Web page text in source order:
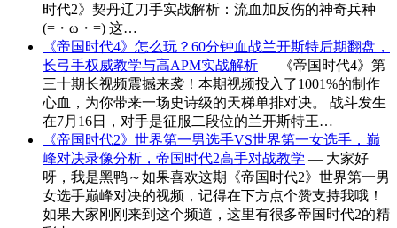
时代2》契丹辽刀手实战解析：流血加反伤的神奇兵种
(=・ω・=) 这…
《帝国时代4》怎么玩？60分钟血战兰开斯特后期翻盘，
长弓手权威教学与高APM实战解析 — 《帝国时代4》第
三十期长视频震撼来袭！本期视频投入了1001%的制作
心血，为你带来一场史诗级的天梯单排对决。 战斗发生
在7月16日，对手是征服二段位的兰开斯特王…
《帝国时代2》世界第一男选手VS世界第一女选手，巅
峰对决录像分析，帝国时代2高手对战教学 — 大家好
呀，我是黑鸭～如果喜欢这期《帝国时代2》世界第一男
女选手巅峰对决的视频，记得在下方点个赞支持我哦！
如果大家刚刚来到这个频道，这里有很多帝国时代2的精